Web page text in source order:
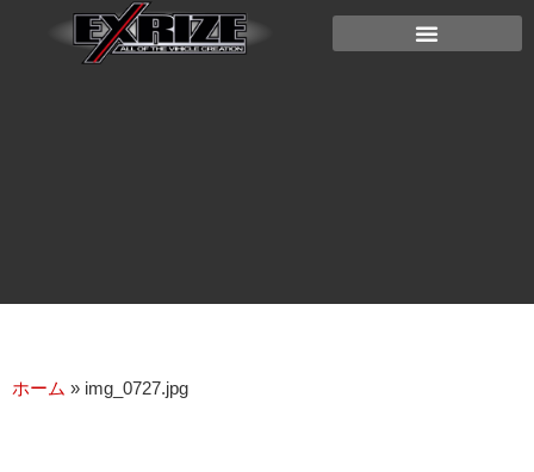
ホーム » img_0727.jpg